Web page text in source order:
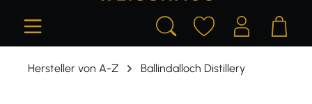
Hersteller von A-Z Ballindalloch Distillery